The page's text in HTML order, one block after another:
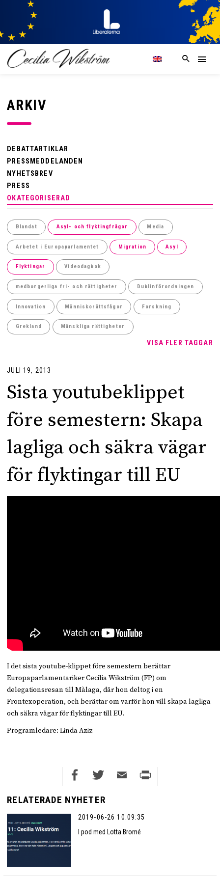
ARKIV
DEBATTARTIKLAR
PRESSMEDDELANDEN
NYHETSBREV
PRESS
OKATEGORISERAD
Blandat Asyl- och flyktingfrågor Media
Arbetet i Europaparlamentet Migration Asyl
Flyktingar Videodagbok
medborgerliga fri- och rättigheter Dublinförordningen
Innovation Människorättsfågor Forskning
Grekland Mänskliga rättigheter
VISA FLER TAGGAR
RELATERADE NYHETER
2019-06-26 10:09:35
I pod med Lotta Bromé
JULI 19, 2013
Sista youtubeklippet
före semestern: Skapa
lagliga och säkra vägar
för flyktingar till EU
I det sista youtube-klippet före semestern berättar
Europaparlamentariker Cecilia Wikström (FP) om
delegationsresan till Màlaga, där hon deltog i en
Frontexoperation, och berättar om varför hon vill skapa lagliga
och säkra vägar för flyktingar till EU.
Programledare: Linda Aziz
Facebook
Twitter
Email